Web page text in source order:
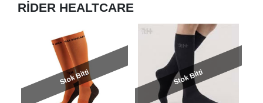
RİDER HEALTCARE
Stok Bitti Stok Bitti